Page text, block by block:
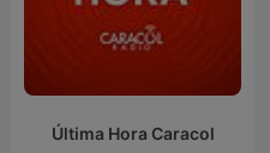
Última Hora Caracol